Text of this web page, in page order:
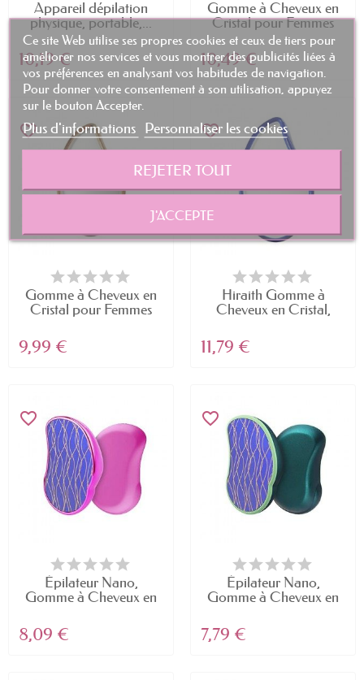
Appareil dépilation
physique, portable,...
10,19 €
Gomme à Cheveux en
Cristal pour Femmes
et...
10,49 €
favorite_border
Gomme à Cheveux en
Cristal pour Femmes
9,99 €
favorite_border
Hiraith Gomme à
Cheveux en Cristal,
11,79 €
favorite_border
Épilateur Nano,
Gomme à Cheveux en
8,09 €
favorite_border
Épilateur Nano,
Gomme à Cheveux en
7,79 €
Ce site Web utilise ses propres cookies et ceux de tiers pour
améliorer nos services et vous montrer des publicités liées à
vos préférences en analysant vos habitudes de navigation.
Pour donner votre consentement à son utilisation, appuyez
sur le bouton Accepter.
Plus d'informations Personnaliser les cookies
REJETER TOUT
J'ACCEPTE